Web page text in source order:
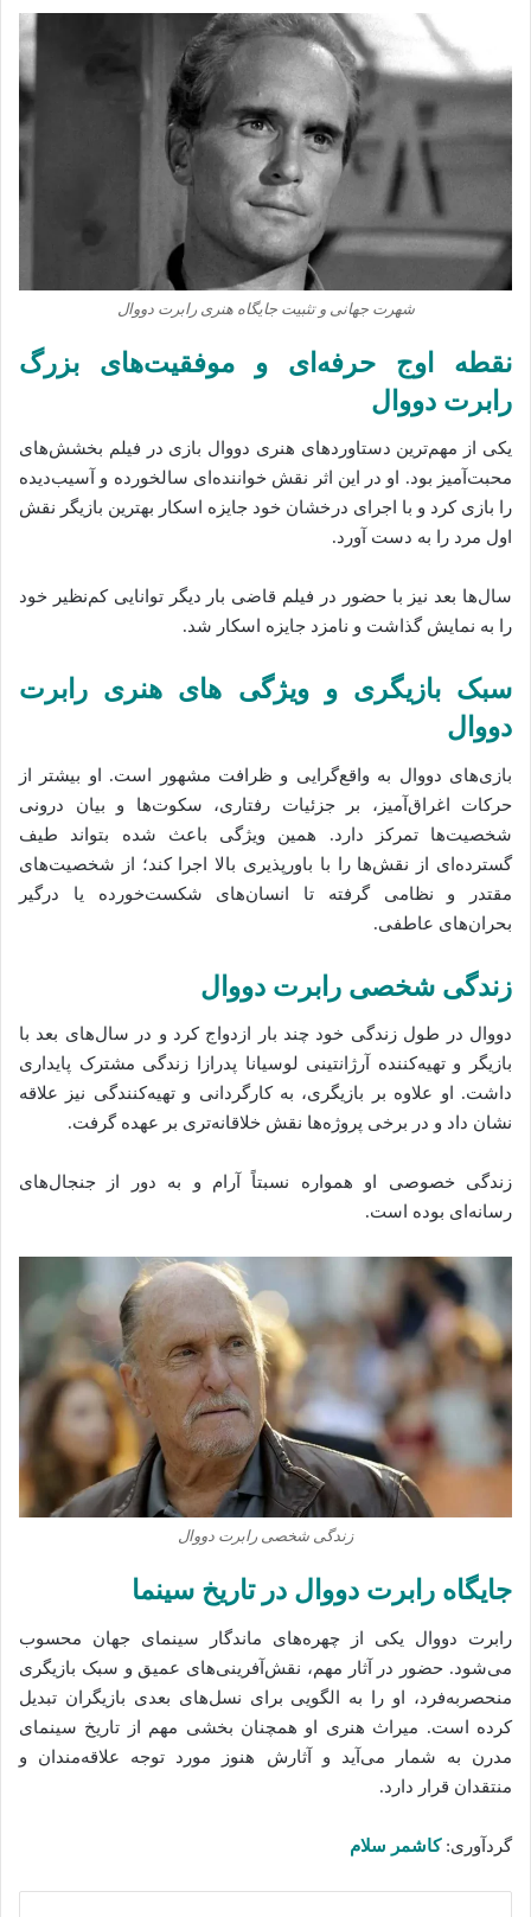
شهرت جهانی و تثبیت جایگاه هنری رابرت دووال
نقطه اوج حرفه‌ای و موفقیت‌های بزرگ
رابرت دووال
یکی از مهم‌ترین دستاوردهای هنری دووال بازی در فیلم بخشش‌های
محبت‌آمیز بود. او در این اثر نقش خواننده‌ای سالخورده و آسیب‌دیده
را بازی کرد و با اجرای درخشان خود جایزه اسکار بهترین بازیگر نقش
اول مرد را به دست آورد.
سال‌ها بعد نیز با حضور در فیلم قاضی بار دیگر توانایی کم‌نظیر خود
را به نمایش گذاشت و نامزد جایزه اسکار شد.
سبک بازیگری و ویژگی‌ های هنری رابرت
دووال
بازی‌های دووال به واقع‌گرایی و ظرافت مشهور است. او بیشتر از
حرکات اغراق‌آمیز، بر جزئیات رفتاری، سکوت‌ها و بیان درونی
شخصیت‌ها تمرکز دارد. همین ویژگی باعث شده بتواند طیف
گسترده‌ای از نقش‌ها را با باورپذیری بالا اجرا کند؛ از شخصیت‌های
مقتدر و نظامی گرفته تا انسان‌های شکست‌خورده یا درگیر
بحران‌های عاطفی.
زندگی شخصی رابرت دووال
دووال در طول زندگی خود چند بار ازدواج کرد و در سال‌های بعد با
بازیگر و تهیه‌کننده آرژانتینی لوسیانا پدرازا
زندگی مشترک پایداری
داشت. او علاوه بر بازیگری، به کارگردانی و تهیه‌کنندگی نیز علاقه
نشان داد و در برخی پروژه‌ها نقش خلاقانه‌تری بر عهده گرفت.
زندگی خصوصی او همواره نسبتاً آرام و به دور از جنجال‌های
رسانه‌ای بوده است.
زندگی شخصی رابرت دووال
جایگاه رابرت دووال در تاریخ سینما
رابرت دووال یکی از چهره‌های ماندگار سینمای جهان محسوب
می‌شود. حضور در آثار مهم، نقش‌آفرینی‌های عمیق و سبک بازیگری
منحصربه‌فرد، او را به الگویی برای نسل‌های بعدی بازیگران تبدیل
کرده است. میراث هنری او همچنان بخشی مهم از تاریخ سینمای
مدرن به شمار می‌آید و آثارش هنوز مورد توجه علاقه‌مندان و
منتقدان قرار دارد.
گردآوری:کاشمر سلام